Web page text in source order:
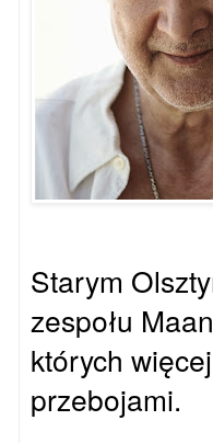
Starym
zespołu
których
przebojami.